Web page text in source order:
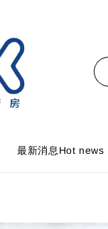
最新消息Hot news